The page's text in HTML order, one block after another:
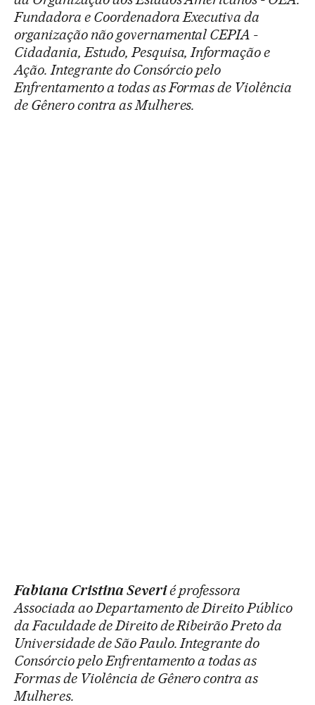
Fundadora e Coordenadora Executiva da
organização não governamental CEPIA -
Cidadania, Estudo, Pesquisa, Informação e
Ação. Integrante do Consórcio pelo
Enfrentamento a todas as Formas de Violência
de Gênero contra as Mulheres.
Fabiana Cristina Severié professora
Associada ao Departamento de Direito Público
da Faculdade de Direito de Ribeirão Preto da
Universidade de São Paulo. Integrante do
Consórcio pelo Enfrentamento a todas as
Formas de Violência de Gênero contra as
Mulheres.